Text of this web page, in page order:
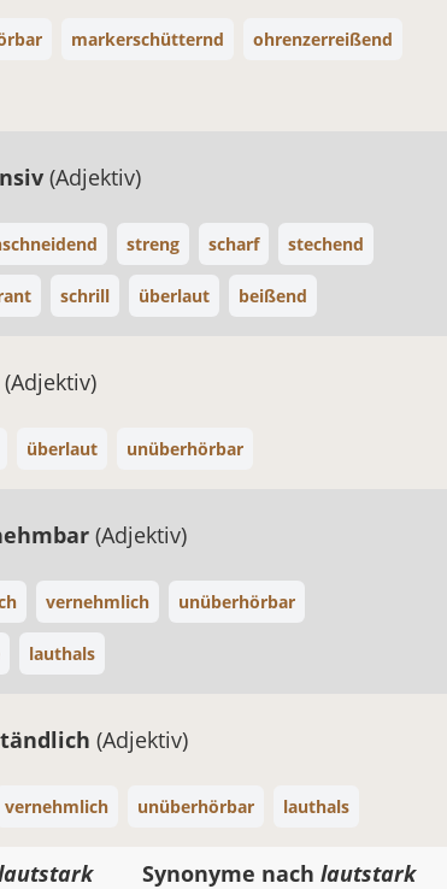
markerschütternd ohrenzerreißend
(Adjektiv)
streng scharf stechend
schrill überlaut beißend
(Adjektiv)
überlaut unüberhörbar
(Adjektiv)
vernehmlich unüberhörbar
lauthals
(Adjektiv)
vernehmlich unüberhörbar lauthals
Synonyme nachlautstark